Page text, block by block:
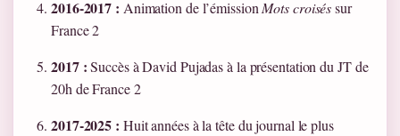
2016-2017 : Animation de l’émission Mots croiséssur
France 2
2017 :Succès à David Pujadas à la présentation du JT de
20h de France 2
2017-2025 : Huit années à la tête du journal le plus